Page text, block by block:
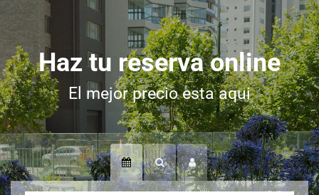
Haz tu reserva online
El mejor precio esta aqui